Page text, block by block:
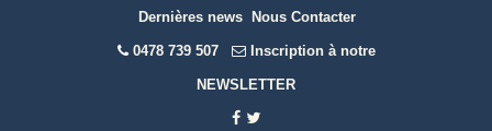
Dernières news Nous Contacter
0478 739 507 Inscription à notre
NEWSLETTER